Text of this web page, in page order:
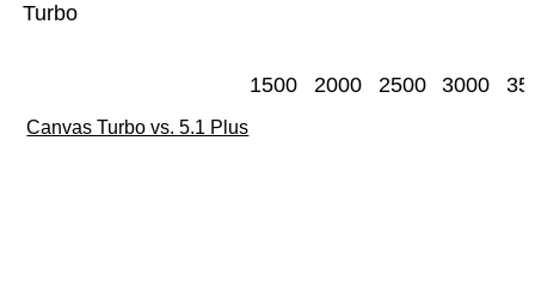
Turbo
1500 2000 2500 3000
Canvas Turbo vs. 5.1 Plus